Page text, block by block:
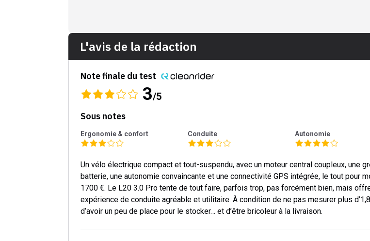
L'avis de la rédaction
Note finale du test
3/5
Sous notes
Ergonomie & confort Conduite Autonomie
Un vélo électrique compact et tout-suspendu, avec un moteur central coupleux, une
batterie, une autonomie convaincante et une connectivité GPS intégrée, le tout pour
1700 €. Le L20 3.0 Pro tente de tout faire, parfois trop, pas forcément bien, mais
expérience de conduite agréable et utilitaire. À condition de ne pas mesurer plus
d’avoir un peu de place pour le stocker… et d’être bricoleur à la livraison.